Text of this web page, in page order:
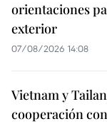
orientaciones
exterior
07/08/2026 14:08
Vietnam y
cooperación